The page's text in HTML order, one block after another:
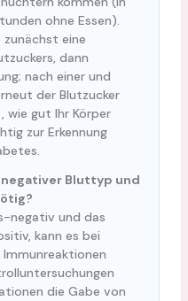
ohne Essen).
zunächst eine
dann
nach einer und
der Blutzucker
wie gut Ihr Körper
zur Erkennung
Bluttyp und
negativ und das
kann es bei
die Gabe von